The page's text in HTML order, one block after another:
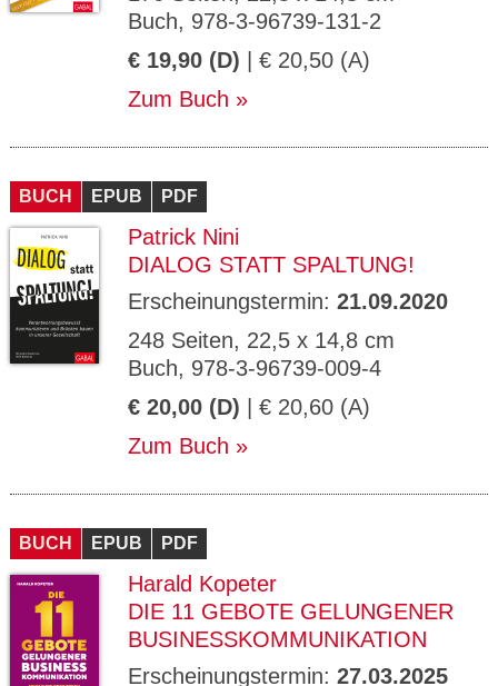
Buch, 978-3-96739-131-2
€ 19,90 (D) | € 20,50 (A)
Zum Buch
BUCH EPUB PDF
Patrick Nini
DIALOG STATT SPALTUNG!
Erscheinungstermin: 21.09.2020
248 Seiten, 22,5 x 14,8 cm
Buch, 978-3-96739-009-4
€ 20,00 (D) | € 20,60 (A)
Zum Buch
BUCH EPUB PDF
Harald Kopeter
DIE 11 GEBOTE GELUNGENER
BUSINESSKOMMUNIKATION
Erscheinungstermin: 27.03.2025